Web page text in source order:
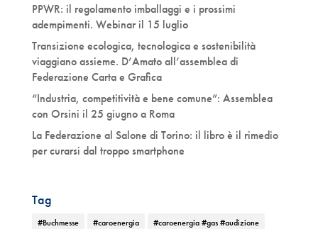
PPWR: il regolamento imballaggi e i prossimi
adempimenti. Webinar il 15 luglio
Transizione ecologica, tecnologica e sostenibilità
viaggiano assieme. D’Amato all’assemblea di
Federazione Carta e Grafica
“Industria, competitività e bene comune”: Assemblea
con Orsini il 25 giugno a Roma
La Federazione al Salone di Torino: il libro è il rimedio
per curarsi dal troppo smartphone
Tag
#Buchmesse #caroenergia
#caroenergia #gas #audizione